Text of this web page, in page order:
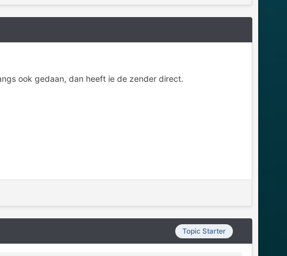
ook gedaan, dan heeft ie de zender direct.
Topic Starter